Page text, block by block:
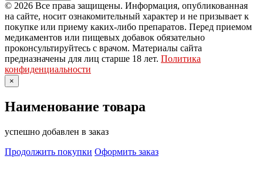
© 2026 Все права защищены. Информация, опубликованная
на сайте, носит ознакомительный характер и не призывает к
покупке или приему каких-либо препаратов. Перед приемом
медикаментов или пищевых добавок обязательно
проконсультируйтесь с врачом. Материалы сайта
предназначены для лиц старше 18 лет. Политика
конфиденциальности
×
Наименование товара
успешно добавлен в заказ
Продолжить покупки Оформить заказ